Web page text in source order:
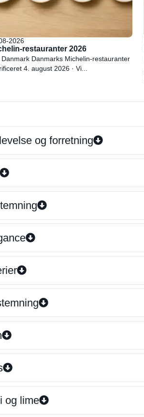
2026
restauranter 2026
Danmark Danmarks Michelin-restauranter
4. august 2026 · Vi...
og forretning
og lime